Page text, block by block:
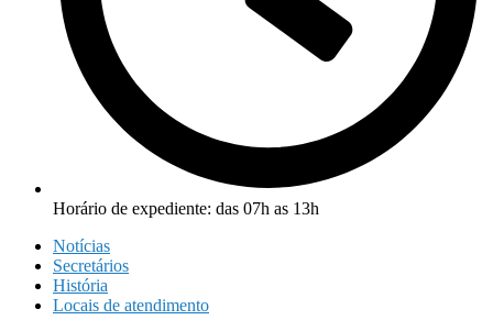
Horário de expediente: das 07h as 13h
Notícias
Secretários
História
Locais de atendimento